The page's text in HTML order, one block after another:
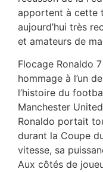
apportent à cette
aujourd’hui très
et amateurs de
Flocage Ronaldo
hommage à l’un
l’histoire du
Manchester
Ronaldo portait
durant la Coupe
vitesse, sa
Aux côtés de